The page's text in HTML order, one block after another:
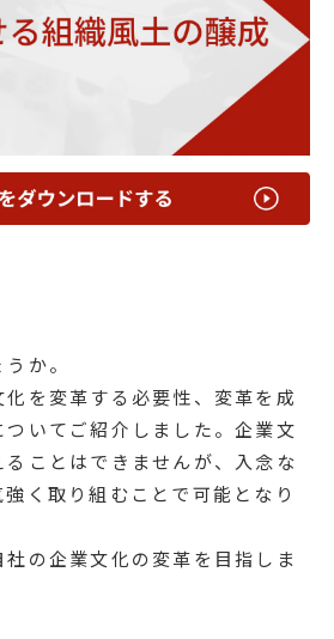
か。
を変革する必要性、変革を成
いてご紹介しました。企業文
ことはできませんが、入念な
く取り組むことで可能となり
の企業文化の変革を目指しま